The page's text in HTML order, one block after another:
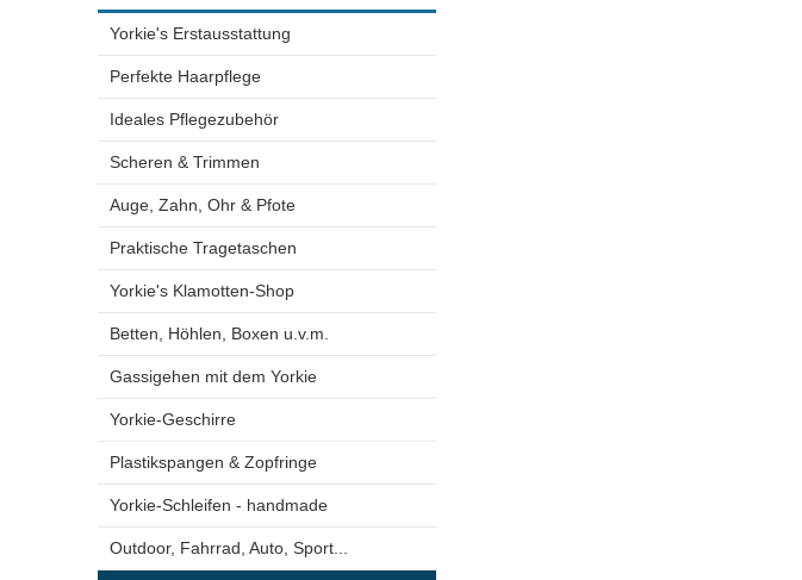
Yorkie's Erstausstattung
Perfekte Haarpflege
Ideales Pflegezubehör
Scheren & Trimmen
Auge, Zahn, Ohr & Pfote
Praktische Tragetaschen
Yorkie's Klamotten-Shop
Betten, Höhlen, Boxen u.v.m.
Gassigehen mit dem Yorkie
Yorkie-Geschirre
Plastikspangen & Zopfringe
Yorkie-Schleifen - handmade
Outdoor, Fahrrad, Auto, Sport...